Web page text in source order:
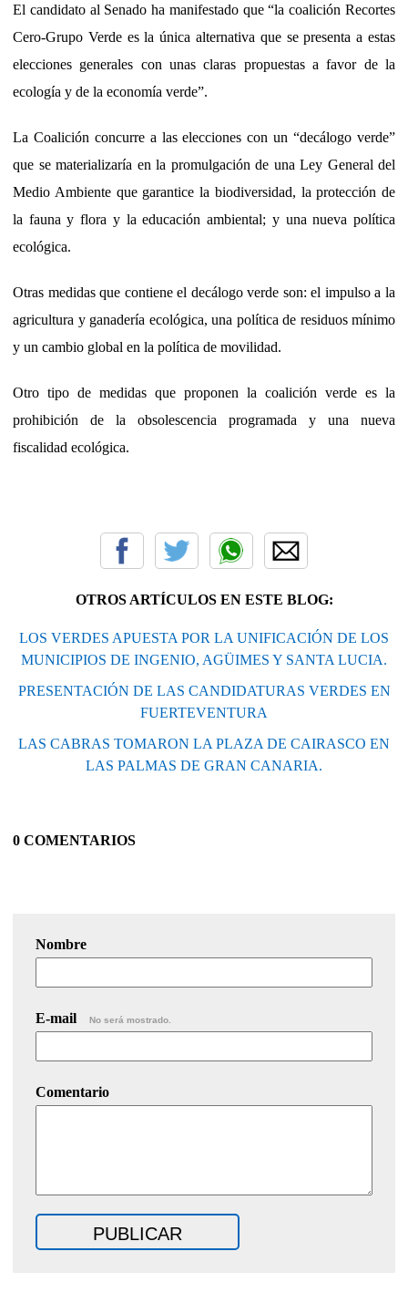
El candidato al Senado ha manifestado que “la coalición Recortes
Cero-Grupo Verde es la única alternativa que se presenta a estas
elecciones generales con unas claras propuestas a favor de la
ecología y de la economía verde”.
La Coalición concurre a las elecciones con un “decálogo verde”
que se materializaría en la promulgación de una Ley General del
Medio Ambiente que garantice la biodiversidad, la protección de
la fauna y flora y la educación ambiental; y una nueva política
ecológica.
Otras medidas que contiene el decálogo verde son: el impulso a la
agricultura y ganadería ecológica, una política de residuos mínimo
y un cambio global en la política de movilidad.
Otro tipo de medidas que proponen la coalición verde es la
prohibición de la obsolescencia programada y una nueva
fiscalidad ecológica.
OTROS ARTÍCULOS EN ESTE BLOG:
LOS VERDES APUESTA POR LA UNIFICACIÓN DE LOS
MUNICIPIOS DE INGENIO, AGÜIMES Y SANTA LUCIA.
PRESENTACIÓN DE LAS CANDIDATURAS VERDES EN
FUERTEVENTURA
LAS CABRAS TOMARON LA PLAZA DE CAIRASCO EN
LAS PALMAS DE GRAN CANARIA.
0 COMENTARIOS
Nombre
E-mail No será mostrado.
Comentario